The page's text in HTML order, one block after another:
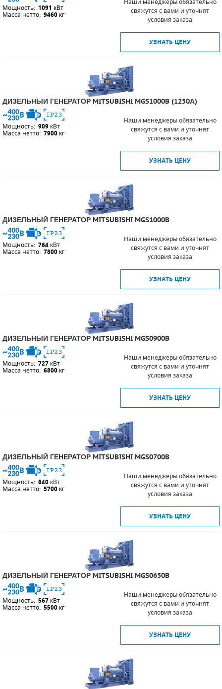
Мощность: 1091 кВт
Масса нетто: 9460 кг
Наши менеджеры обязательно
свяжутся с вами и уточнят
условия заказа
УЗНАТЬ ЦЕНУ
ДИЗЕЛЬНЫЙ ГЕНЕРАТОР MITSUBISHI MGS1000B (1250А)
Мощность: 909 кВт
Масса нетто: 7900 кг
Наши менеджеры обязательно
свяжутся с вами и уточнят
условия заказа
УЗНАТЬ ЦЕНУ
ДИЗЕЛЬНЫЙ ГЕНЕРАТОР MITSUBISHI MGS1000B
Мощность: 764 кВт
Масса нетто: 7800 кг
Наши менеджеры обязательно
свяжутся с вами и уточнят
условия заказа
УЗНАТЬ ЦЕНУ
ДИЗЕЛЬНЫЙ ГЕНЕРАТОР MITSUBISHI MGS0900B
Мощность: 727 кВт
Масса нетто: 6800 кг
Наши менеджеры обязательно
свяжутся с вами и уточнят
условия заказа
УЗНАТЬ ЦЕНУ
ДИЗЕЛЬНЫЙ ГЕНЕРАТОР MITSUBISHI MGS0700B
Мощность: 640 кВт
Масса нетто: 5700 кг
Наши менеджеры обязательно
свяжутся с вами и уточнят
условия заказа
УЗНАТЬ ЦЕНУ
ДИЗЕЛЬНЫЙ ГЕНЕРАТОР MITSUBISHI MGS0650B
Мощность: 567 кВт
Масса нетто: 5500 кг
Наши менеджеры обязательно
свяжутся с вами и уточнят
условия заказа
УЗНАТЬ ЦЕНУ